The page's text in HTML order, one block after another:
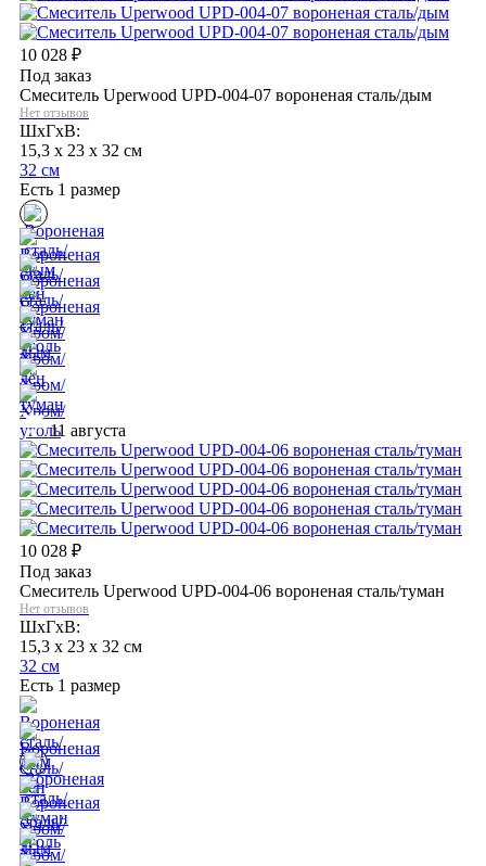
10 028 ₽
Под заказ
Смеситель Uperwood UPD-004-07 вороненая сталь/дым
Нет отзывов
ШхГхВ:
15,3 x 23 x 32 см
32 см
Есть 1 размер
11 августа
10 028 ₽
Под заказ
Смеситель Uperwood UPD-004-06 вороненая сталь/туман
Нет отзывов
ШхГхВ:
15,3 x 23 x 32 см
32 см
Есть 1 размер